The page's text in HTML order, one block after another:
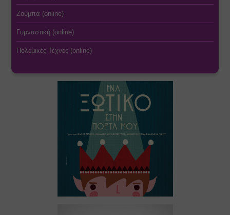
Ζούμπα (online)
Γυμναστική (online)
Πολεμικές Τέχνες (online)